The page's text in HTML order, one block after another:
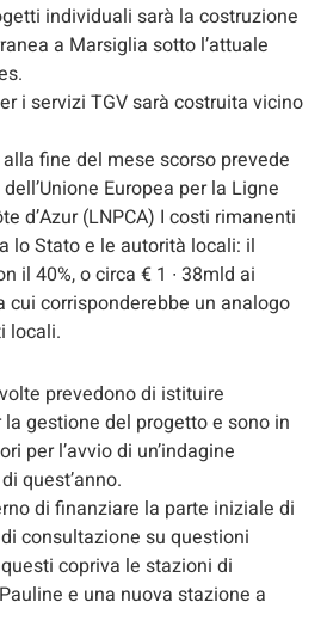
individuali sarà la costruzione
a Marsiglia sotto l’attuale
i servizi TGV sarà costruita vicino
fine del mese scorso prevede
Europea per la Ligne
d’Azur (LNPCA) I costi rimanenti
lo Stato e le autorità locali: il
il 40%, o circa € 1 ∙ 38mld ai
cui corrisponderebbe un analogo
locali.
prevedono di istituire
la gestione del progetto e sono in
per l’avvio di un’indagine
quest’anno.
di finanziare la parte iniziale di
consultazione su questioni
copriva le stazioni di
e una nuova stazione a